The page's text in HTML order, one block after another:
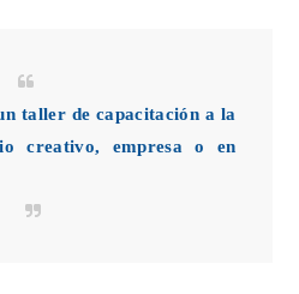
taller de capacitación a la
creativo, empresa o en